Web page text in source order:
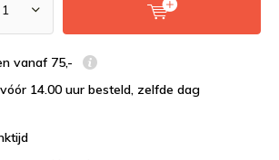
vanaf 75,-
14.00 uur besteld, zelfde dag